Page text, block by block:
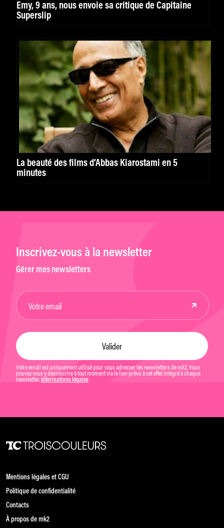
Emy, 9 ans, nous envoie sa critique de Capitaine
Superslip
La beauté des films d’Abbas Kiarostami en 5
minutes
Inscrivez-vous à la newsletter
Gérer mes newsletters
Votre email est uniquement utilisé pour vous adresser les newsletters de mk2. Vous
pouvez vous y désinscrire à tout moment via le lien prévu à cet effet intégré à chaque
newsletter. Informations légales
Mentions légales et CGU
Politique de confidentialité
Contacts
À propos de mk2